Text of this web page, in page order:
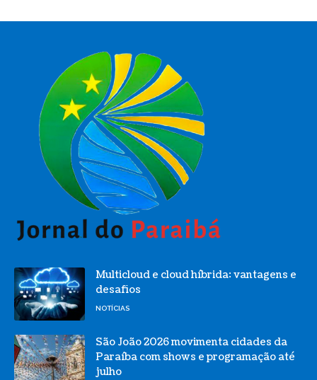
Multicloud e cloud híbrida: vantagens e
desafios
NOTÍCIAS
São João 2026 movimenta cidades da
Paraíba com shows e programação até
julho